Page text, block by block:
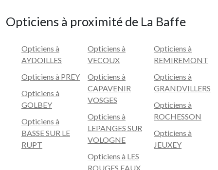
Opticiens à proximité de La Baffe
Opticiens à
AYDOILLES
Opticiens à PREY
Opticiens à
GOLBEY
Opticiens à
BASSE SUR LE
RUPT
Opticiens à
VECOUX
Opticiens à
CAPAVENIR
VOSGES
Opticiens à
LEPANGES SUR
VOLOGNE
Opticiens à LES
ROUGES EAUX
Opticiens à
REMIREMONT
Opticiens à
GRANDVILLERS
Opticiens à
ROCHESSON
Opticiens à
JEUXEY